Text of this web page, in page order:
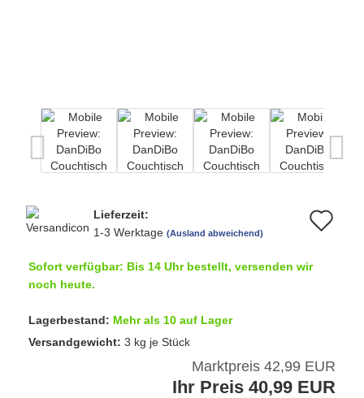
Lieferzeit:
1-3 Werktage (Ausland abweichend)
Sofort verfügbar: Bis 14 Uhr bestellt, versenden wir
noch heute.
Lagerbestand: Mehr als 10 auf Lager
Versandgewicht: 3 kg je Stück
Marktpreis 42,99 EUR
Ihr Preis 40,99 EUR